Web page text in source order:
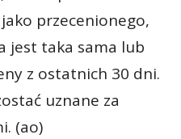
przecenionego,
jest taka sama lub
z ostatnich 30 dni.
uznane za
(ao)